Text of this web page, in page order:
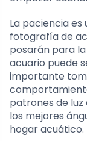
La paciencia es
fotografía de
posarán para
acuario puede
importante
patrones de
los mejores
hogar acuático.